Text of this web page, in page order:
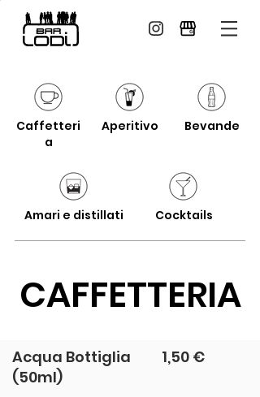
Caffetteri
a
Aperitivo Bevande
Cocktails
Amari e distillati
CAFFETTERIA
Acqua Bottiglia
(50ml)
1,50 €